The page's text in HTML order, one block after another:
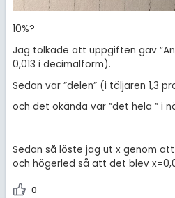
10%?
Jag tolkade att uppgiften gav
0,013 i decimalform).
Sedan var ”delen” (i täljaren 1,3
och det okända var ”det hela ” i
Sedan så löste jag ut x genom
och högerled så att det blev
0